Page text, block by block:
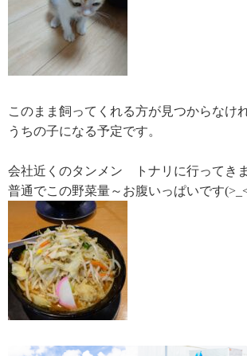
このまま飼ってくれる方が見つからなけ
うちの子になる予定です。
会社近くのタンメン トナリに行ってき
普通でこの野菜量～お腹いっぱいです